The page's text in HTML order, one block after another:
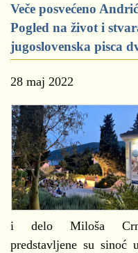
Veče posvećeno
Pogled na život i
jugoslovenska pisca
28 maj 2022
i delo Miloša
predstavljene su sinoć